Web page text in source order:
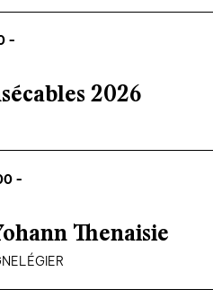
-
2026
-
Thenaisie